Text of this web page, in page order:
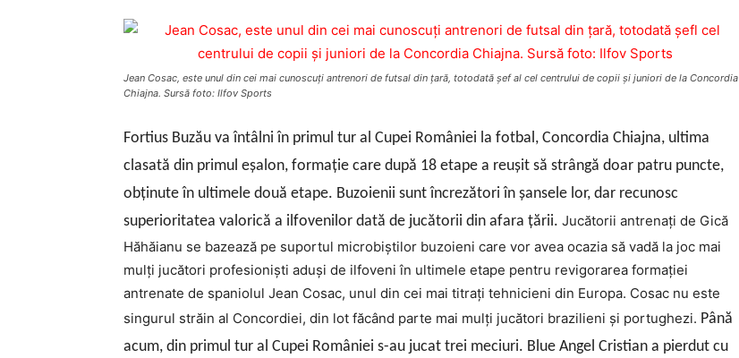
Jean Cosac, este unul din cei mai cunoscuţi antrenori de futsal din ţară, totodată şef al cel centrului de copii şi juniori de la Concordia
Chiajna. Sursă foto: Ilfov Sports
Fortius Buzău va întâlni în primul tur al Cupei României la fotbal, Concordia Chiajna, ultima
clasată din primul eşalon, formaţie care după 18 etape a reuşit să strângă doar patru puncte,
obţinute în ultimele două etape. Buzoienii sunt încrezători în şansele lor, dar recunosc
superioritatea valorică a ilfovenilor dată de jucătorii din afara ţării. Jucătorii antrenaţi de Gică
Hăhăianu se bazează pe suportul microbiştilor buzoieni care vor avea ocazia să vadă la joc mai
mulţi jucători profesionişti aduşi de ilfoveni în ultimele etape pentru revigorarea formaţiei
antrenate de spaniolul Jean Cosac, unul din cei mai titraţi tehnicieni din Europa. Cosac nu este
singurul străin al Concordiei, din lot făcând parte mai mulţi jucători brazilieni şi portughezi. Până
acum, din primul tur al Cupei României s-au jucat trei meciuri. Blue Angel Cristian a pierdut cu